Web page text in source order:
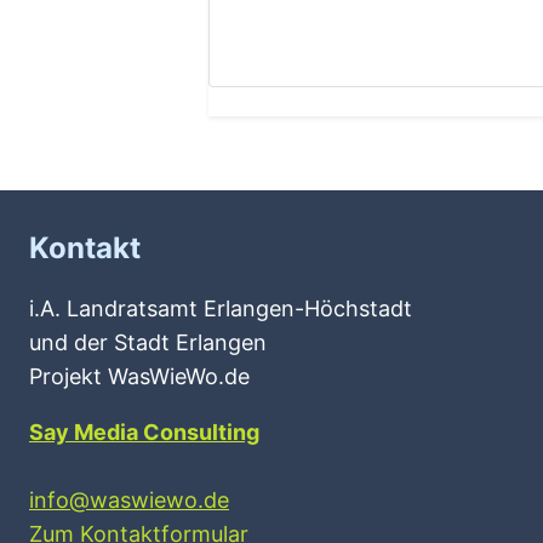
Kontakt
i.A. Landratsamt Erlangen-Höchstadt
und der Stadt Erlangen
Projekt WasWieWo.de
Say Media Consulting
info@waswiewo.de
Zum Kontaktformular